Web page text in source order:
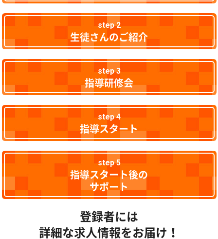
step 2
生徒さんのご紹介
step 3
指導研修会
step 4
指導スタート
step 5
指導スタート後の
サポート
登録者には
詳細な求人情報をお届け！